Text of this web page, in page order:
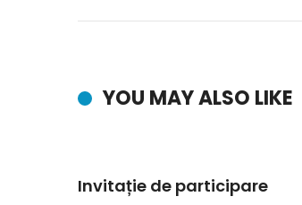
YOU MAY ALSO LIKE
Invitație de participare